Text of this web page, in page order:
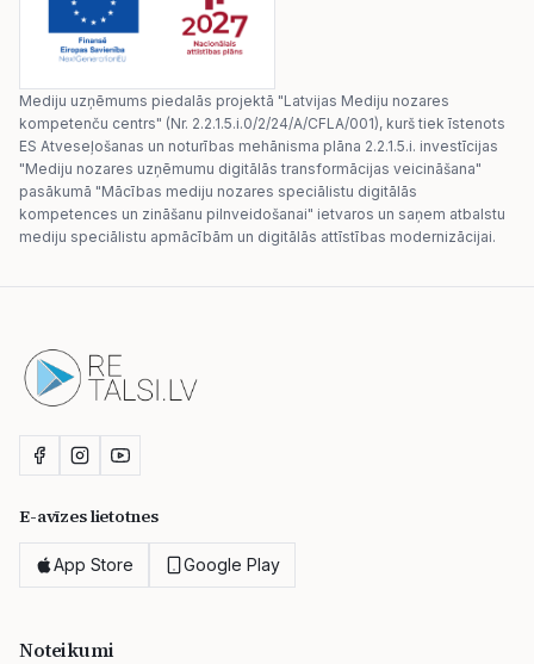
Mediju uzņēmums piedalās projektā "Latvijas Mediju nozares
kompetenču centrs" (Nr. 2.2.1.5.i.0/2/24/A/CFLA/001), kurš tiek īstenots
ES Atveseļošanas un noturības mehānisma plāna 2.2.1.5.i. investīcijas
"Mediju nozares uzņēmumu digitālās transformācijas veicināšana"
pasākumā "Mācības mediju nozares speciālistu digitālās
kompetences un zināšanu pilnveidošanai" ietvaros un saņem atbalstu
mediju speciālistu apmācībām un digitālās attīstības modernizācijai.
E-avīzes lietotnes
App Store Google Play
Noteikumi